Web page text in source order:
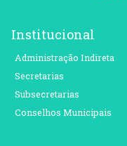
Institucional
Administração Indireta
Secretarias
Subsecretarias
Conselhos Municipais